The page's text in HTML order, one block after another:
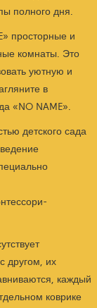
полного дня.
просторные и
комнаты. Это
уютную и
в
«NO NAME».
детского сада
другом, их
каждый
коврике